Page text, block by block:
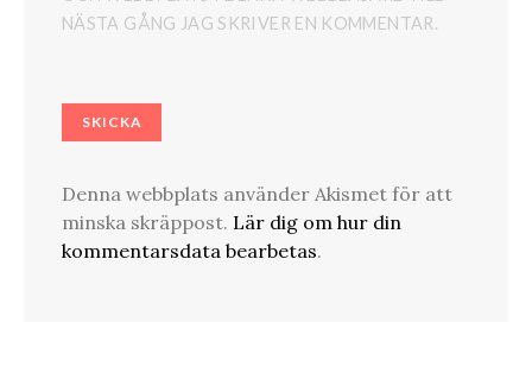
NÄSTA GÅNG JAG SKRIVER EN KOMMENTAR.
Denna webbplats använder Akismet för att
minska skräppost. Lär dig om hur din
kommentarsdata bearbetas.